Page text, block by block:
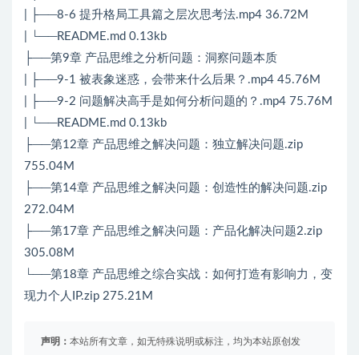
| ├──8-6 提升格局工具篇之层次思考法.mp4 36.72M
| └──README.md 0.13kb
├──第9章 产品思维之分析问题：洞察问题本质
| ├──9-1 被表象迷惑，会带来什么后果？.mp4 45.76M
| ├──9-2 问题解决高手是如何分析问题的？.mp4 75.76M
| └──README.md 0.13kb
├──第12章 产品思维之解决问题：独立解决问题.zip
755.04M
├──第14章 产品思维之解决问题：创造性的解决问题.zip
272.04M
├──第17章 产品思维之解决问题：产品化解决问题2.zip
305.08M
└──第18章 产品思维之综合实战：如何打造有影响力，变
现力个人IP.zip 275.21M
声明： 本站所有文章，如无特殊说明或标注，均为本站原创发